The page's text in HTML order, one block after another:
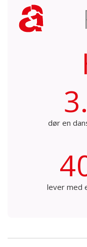
dør en
lever med